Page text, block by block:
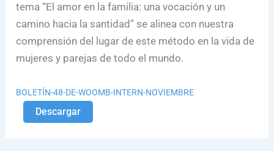
tema “El amor en la familia: una vocación y un
camino hacia la santidad” se alinea con nuestra
comprensión del lugar de este método en la vida de
mujeres y parejas de todo el mundo.
BOLETÍN-48-DE-WOOMB-INTERN-NOVIEMBRE
Descargar